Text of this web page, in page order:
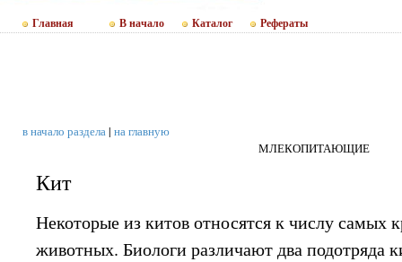
Главная В начало Каталог Рефераты
в начало раздела| на главную
МЛЕКОПИТАЮЩИЕ
Кит
Некоторые из китов относятся к числу самых
животных. Биологи различают два подотряда